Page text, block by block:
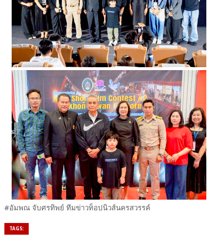
#อัมพณ จับศรทิพย์ ทีมข่าวท็อปนิวส์นครสวรรค์
TAGS: